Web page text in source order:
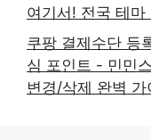
여기서! 전국 테
쿠팡 결제수단 등
심 포인트 - 민민
변경/삭제 완벽